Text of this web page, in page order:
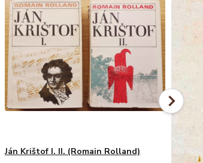
Ján Krištof I. II. (Romain Rolland)